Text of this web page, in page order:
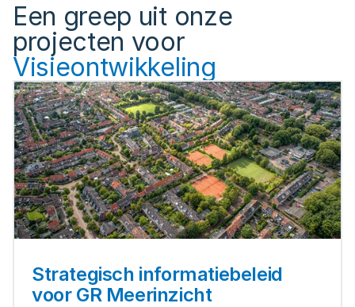
Een greep uit onze
projecten voor
Visieontwikkeling
Strategisch informatiebeleid
voor GR Meerinzicht